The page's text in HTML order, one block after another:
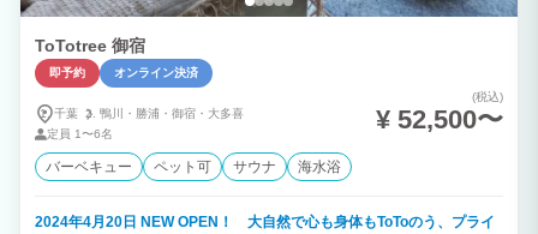
ToTotree 御宿
即予約 オンライン決済
千葉 鴨川・ 勝浦・ 御宿・ 大多喜
定員 1〜6名
(税込)
¥ 52,500〜
バーベキュー ペット可 サウナ 海水浴
2024年4月20日 NEW OPEN！ 大自然で心も身体もToToのう、プライ